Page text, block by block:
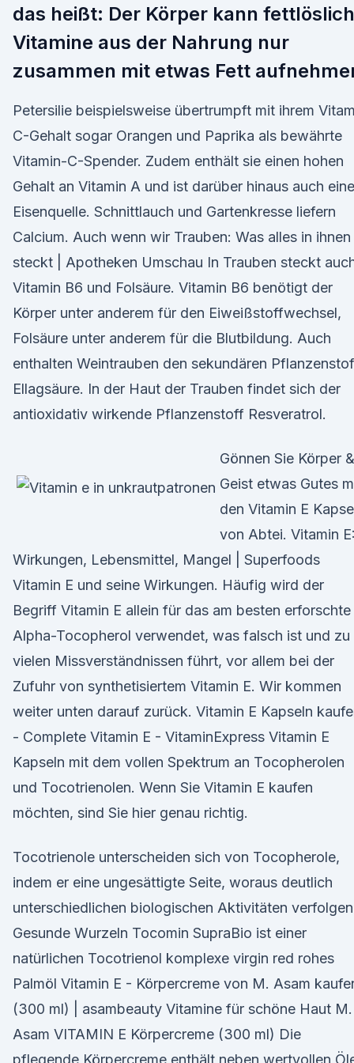
das heißt: Der Körper kann
Vitamine aus der Nahrung nur
zusammen mit etwas Fett
Petersilie beispielsweise übertrumpft mit ihrem
C-Gehalt sogar Orangen und Paprika als bewährte
Vitamin-C-Spender. Zudem enthält sie einen hohen
Gehalt an Vitamin A und ist darüber hinaus auch eine
Eisenquelle. Schnittlauch und Gartenkresse liefern
Calcium. Auch wenn wir Trauben: Was alles in ihnen
steckt | Apotheken Umschau In Trauben steckt
Vitamin B6 und Folsäure. Vitamin B6 benötigt der
Körper unter anderem für den Eiweißstoffwechsel,
Folsäure unter anderem für die Blutbildung. Auch
enthalten Weintrauben den sekundären
Ellagsäure. In der Haut der Trauben findet sich der
antioxidativ wirkende Pflanzenstoff Resveratrol.
Gönnen Sie Körper &
Geist etwas Gutes
den Vitamin E
von Abtei. Vitamin E:
Wirkungen, Lebensmittel, Mangel | Superfoods
Vitamin E und seine Wirkungen. Häufig wird der
Begriff Vitamin E allein für das am besten erforschte
Alpha-Tocopherol verwendet, was falsch ist und zu
vielen Missverständnissen führt, vor allem bei der
Zufuhr von synthetisiertem Vitamin E. Wir kommen
weiter unten darauf zurück. Vitamin E Kapseln
- Complete Vitamin E - VitaminExpress Vitamin E
Kapseln mit dem vollen Spektrum an Tocopherolen
und Tocotrienolen. Wenn Sie Vitamin E kaufen
möchten, sind Sie hier genau richtig.
Tocotrienole unterscheiden sich von Tocopherole,
indem er eine ungesättigte Seite, woraus deutlich
unterschiedlichen biologischen Aktivitäten verfolgen
Gesunde Wurzeln Tocomin SupraBio ist einer
natürlichen Tocotrienol komplexe virgin red rohes
Palmöl Vitamin E - Körpercreme von M. Asam
(300 ml) | asambeauty Vitamine für schöne Haut M.
Asam VITAMIN E Körpercreme (300 ml) Die
pflegende Körpercreme enthält neben wertvollen